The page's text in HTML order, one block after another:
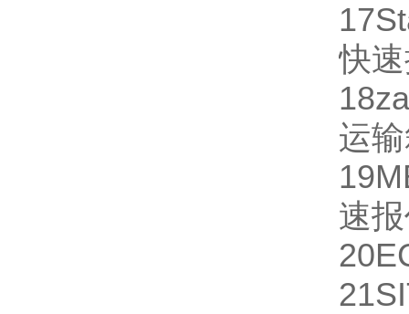
17
快
18
运
19
速
20
21